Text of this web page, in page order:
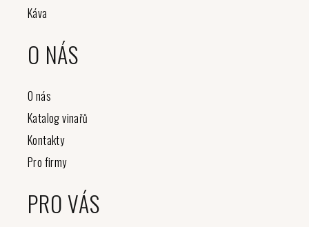
Káva
O NÁS
O nás
Katalog vinařů
Kontakty
Pro firmy
PRO VÁS